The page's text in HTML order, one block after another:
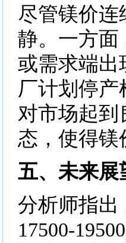
尽管镁价连
静。一方面
或需求端出
厂计划停
对市场起到
态，使得镁
五、未来展
分析师指出
17500-